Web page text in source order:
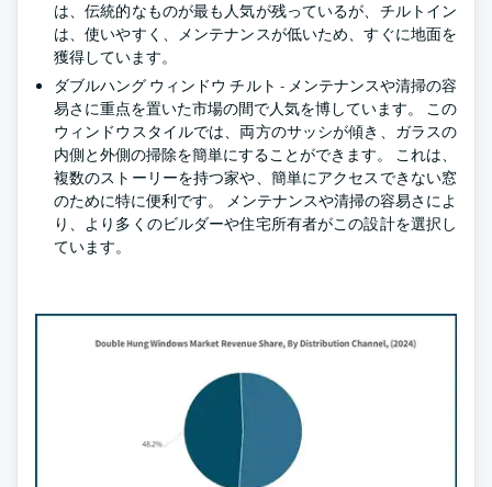
は、伝統的なものが最も人気が残っているが、チルトイン
は、使いやすく、メンテナンスが低いため、すぐに地面を
獲得しています。
ダブルハング ウィンドウ チルト - メンテナンスや清掃の容
易さに重点を置いた市場の間で人気を博しています。 この
ウィンドウスタイルでは、両方のサッシが傾き、ガラスの
内側と外側の掃除を簡単にすることができます。 これは、
複数のストーリーを持つ家や、簡単にアクセスできない窓
のために特に便利です。 メンテナンスや清掃の容易さによ
り、より多くのビルダーや住宅所有者がこの設計を選択し
ています。